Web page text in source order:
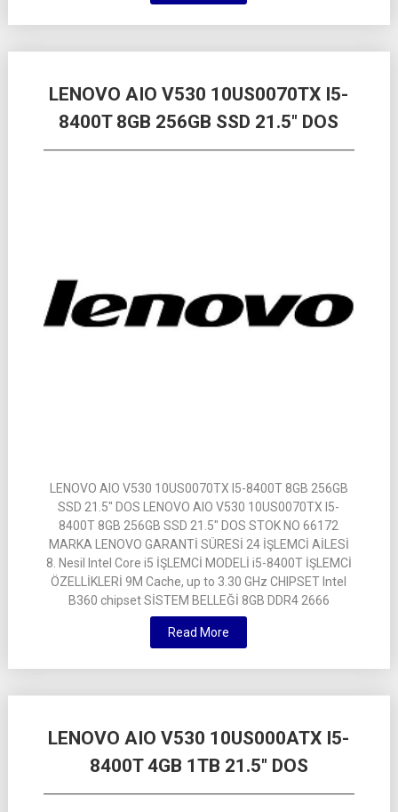
LENOVO AIO V530 10US0070TX I5-
8400T 8GB 256GB SSD 21.5″ DOS
LENOVO AIO V530 10US0070TX I5-8400T 8GB 256GB
SSD 21.5″ DOS LENOVO AIO V530 10US0070TX I5-
8400T 8GB 256GB SSD 21.5″ DOS STOK NO 66172
MARKA LENOVO GARANTİ SÜRESİ 24 İŞLEMCİ AİLESİ
8. Nesil Intel Core i5 İŞLEMCİ MODELİ i5-8400T İŞLEMCİ
ÖZELLİKLERİ 9M Cache, up to 3.30 GHz CHIPSET Intel
B360 chipset SİSTEM BELLEĞİ 8GB DDR4 2666
Read More
LENOVO AIO V530 10US000ATX I5-
8400T 4GB 1TB 21.5″ DOS